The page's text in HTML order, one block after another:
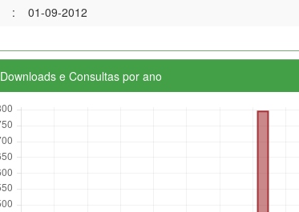
: 01-09-2012
Downloads e Consultas por ano